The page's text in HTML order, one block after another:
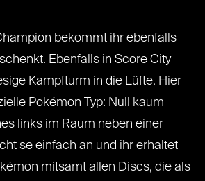
bekommt ihr ebenfalls
Ebenfalls in Score City
Kampfturm in die Lüfte. Hier
Pokémon Typ: Null kaum
links im Raum neben einer
se einfach an und ihr erhaltet
mitsamt allen Discs, die als